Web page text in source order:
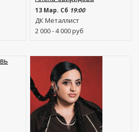
13 Мар. Сб 19:00
ДК Металлист
2 000 - 4 000руб